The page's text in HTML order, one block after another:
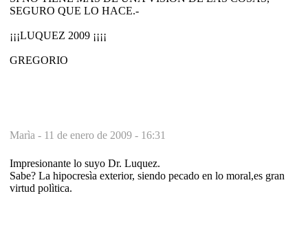
SEGURO QUE LO HACE.-
¡¡¡LUQUEZ 2009 ¡¡¡¡
GREGORIO
Marìa - 11 de enero de 2009 - 16:31
Impresionante lo suyo Dr. Luquez.
Sabe? La hipocresìa exterior, siendo pecado en lo moral,es gran
virtud polìtica.